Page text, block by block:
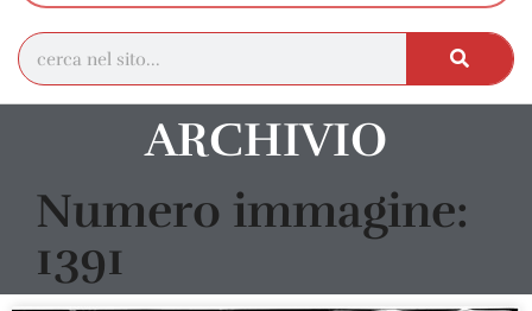
ARCHIVIO
Numero immagine:
1391